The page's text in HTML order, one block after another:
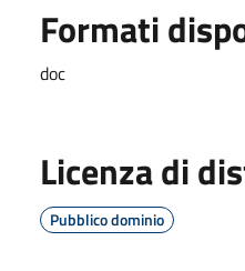
Formati
doc
Licenza di
Pubblico dominio